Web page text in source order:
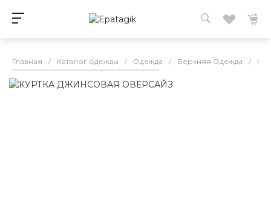
Главная / Каталог одежды / Одежда / Верхняя Одежда /